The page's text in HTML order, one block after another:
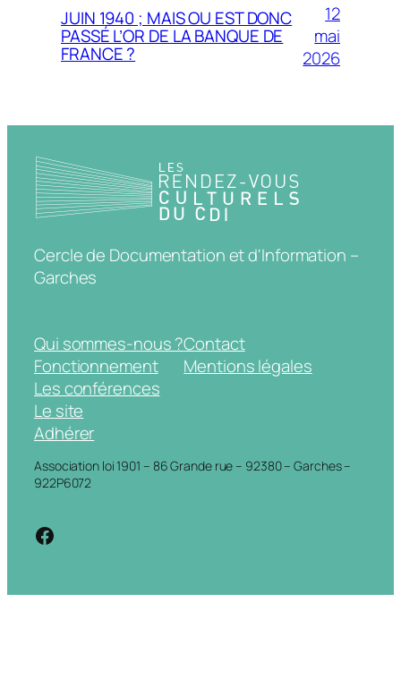
JUIN 1940 ; MAIS OU EST DONC
PASSÉ L’OR DE LA BANQUE DE
FRANCE ?
12
mai
2026
Cercle de Documentation et d'Information –
Garches
Qui sommes-nous ?
Fonctionnement
Les conférences
Le site
Adhérer
Contact
Mentions légales
Association loi 1901 – 86 Grande rue – 92380 – Garches –
922P6072
https://www.facebook.com/